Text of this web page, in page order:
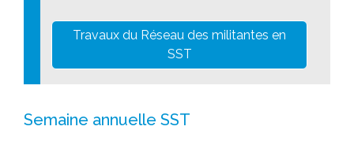
Travaux du Réseau des militantes en
SST
Semaine annuelle SST